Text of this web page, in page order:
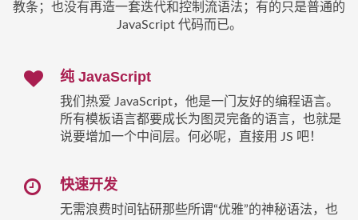
教条；也没有再造一套迭代和控制流语法；有的只是普通的
JavaScript 代码而已。
纯 JavaScript
我们热爱 JavaScript，他是一门友好的编程语言。
所有模板语言都要成长为图灵完备的语言，也就是
说要增加一个中间层。何必呢，直接用 JS 吧！
快速开发
无需浪费时间钻研那些所谓“优雅”的神秘语法，也